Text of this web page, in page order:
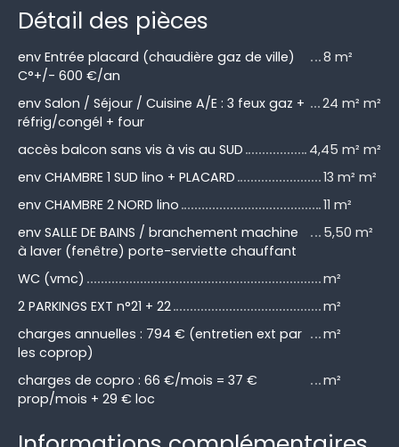
Détail des pièces
env Entrée placard (chaudière gaz de ville)
C°+/- 600 €/an
8 m²
env Salon / Séjour / Cuisine A/E : 3 feux gaz +
réfrig/congél + four
24 m² m²
accès balcon sans vis à vis au SUD
4,45 m² m²
env CHAMBRE 1 SUD lino + PLACARD
13 m² m²
env CHAMBRE 2 NORD lino
11 m²
env SALLE DE BAINS / branchement machine
à laver (fenêtre) porte-serviette chauffant
5,50 m²
WC (vmc)
m²
2 PARKINGS EXT n°21 + 22
m²
charges annuelles : 794 € (entretien ext par
les coprop)
m²
charges de copro : 66 €/mois = 37 €
prop/mois + 29 € loc
m²